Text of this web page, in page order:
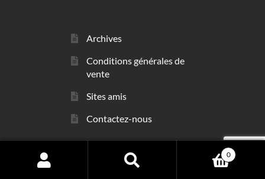
Archives
Conditions générales de
vente
Sites amis
Contactez-nous
© sarl Les Minéraux 2006 - 2026
Search
0